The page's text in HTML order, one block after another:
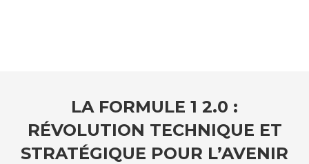
LA FORMULE 1 2.0 :
RÉVOLUTION TECHNIQUE ET
STRATÉGIQUE POUR L’AVENIR